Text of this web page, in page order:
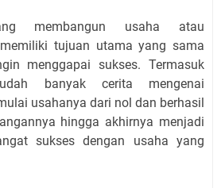
membangun usaha atau
tujuan utama yang sama
menggapai sukses. Termasuk
banyak cerita mengenai
usahanya dari nol dan berhasil
hingga akhirnya menjadi
sukses dengan usaha yang